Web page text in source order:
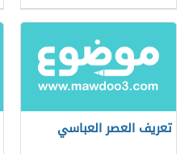
تعريف العصر العباسي